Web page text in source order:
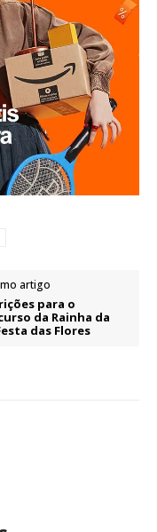
artigo
para o
da Rainha da
das Flores